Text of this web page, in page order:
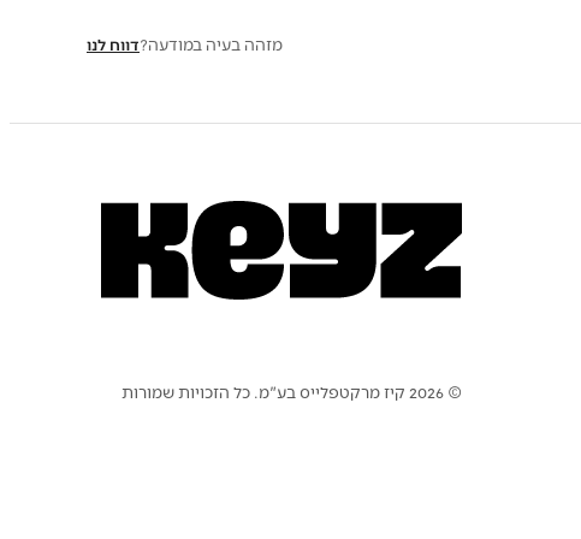
מזהה בעיה במודעה?דווח לנו
© 2026 קיז מרקטפלייס בע"מ. כל הזכויות שמורות